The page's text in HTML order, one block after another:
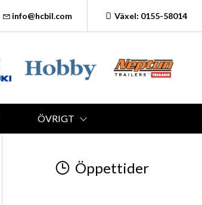
info@hcbil.com Växel: 0155-58014
ÖVRIGT
Öppettider